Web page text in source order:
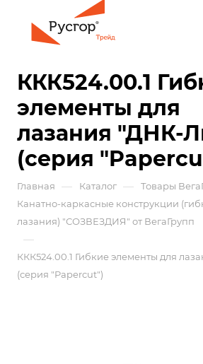
ККК524.00.1
элементы для
лазания "ДНК-
(серия
Главная — Каталог — Товары
Канатно-каркасные конструкции
лазания) "СОЗВЕЗДИЯ" от ВегаГрупп
—
ККК524.00.1 Гибкие элементы для
(серия "Papercut")